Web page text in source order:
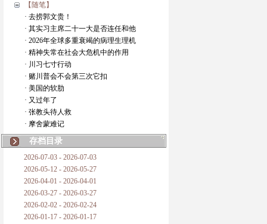
【随笔】
· 去捞郭文贵！
· 其实习主席二十一大是否连任和他
· 2026年全球多重衰竭的病理生理机
· 精神失常在社会大危机中的作用
· 川习七寸行动
· 赌川普会不会第三次它扣
· 美国的软肋
· 又过年了
· 张教头待人救
· 摩舍蒙难记
存档目录
2026-07-03 - 2026-07-03
2026-05-12 - 2026-05-27
2026-04-01 - 2026-04-01
2026-03-27 - 2026-03-27
2026-02-02 - 2026-02-24
2026-01-17 - 2026-01-17